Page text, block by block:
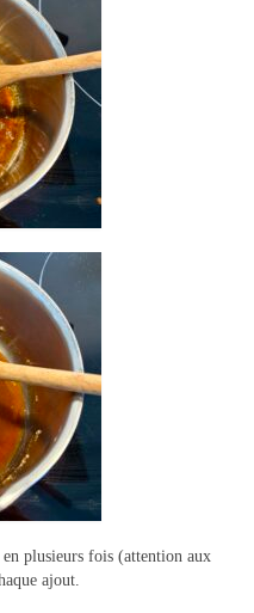
plusieurs fois (attention aux
ajout.